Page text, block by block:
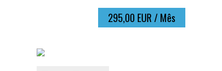
295,00 EUR / Mês